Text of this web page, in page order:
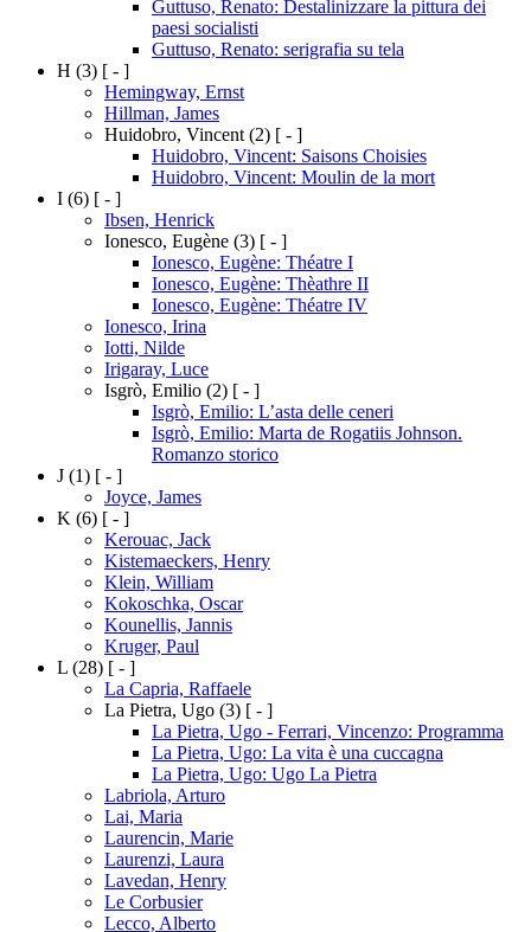
Guttuso, Renato: Destalinizzare la pittura dei
paesi socialisti
Guttuso, Renato: serigrafia su tela
H (3) [ - ]
Hemingway, Ernst
Hillman, James
Huidobro, Vincent (2) [ - ]
Huidobro, Vincent: Saisons Choisies
Huidobro, Vincent: Moulin de la mort
I (6) [ - ]
Ibsen, Henrick
Ionesco, Eugène (3) [ - ]
Ionesco, Eugène: Théatre I
Ionesco, Eugène: Thèathre II
Ionesco, Eugène: Théatre IV
Ionesco, Irina
Iotti, Nilde
Irigaray, Luce
Isgrò, Emilio (2) [ - ]
Isgrò, Emilio: L’asta delle ceneri
Isgrò, Emilio: Marta de Rogatiis Johnson.
Romanzo storico
J (1) [ - ]
Joyce, James
K (6) [ - ]
Kerouac, Jack
Kistemaeckers, Henry
Klein, William
Kokoschka, Oscar
Kounellis, Jannis
Kruger, Paul
L (28) [ - ]
La Capria, Raffaele
La Pietra, Ugo (3) [ - ]
La Pietra, Ugo - Ferrari, Vincenzo: Programma
La Pietra, Ugo: La vita è una cuccagna
La Pietra, Ugo: Ugo La Pietra
Labriola, Arturo
Lai, Maria
Laurencin, Marie
Laurenzi, Laura
Lavedan, Henry
Le Corbusier
Lecco, Alberto